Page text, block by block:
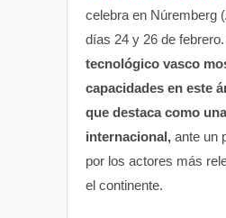
celebra en Núremberg
días 24 y 26 de febrero.
tecnológico vasco
capacidades en este
que destaca como
internacional, ante un
por los actores más
el continente.